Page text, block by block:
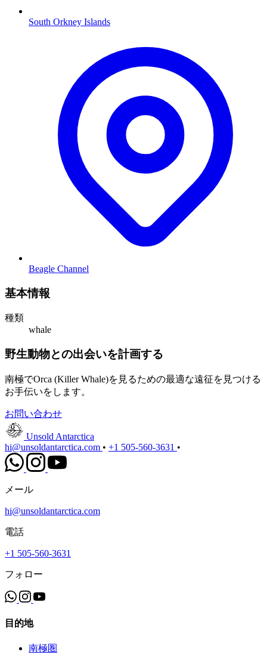
South Orkney Islands
Beagle Channel
基本情報
種類
whale
野生動物との出会いを計画する
南極でOrca (Killer Whale)を見るための最適な遠征を見つける
お手伝いをします。
お問い合わせ
Unsold Antarctica
hi@unsoldantarctica.com • +1 505-560-3631 •
メール
hi@unsoldantarctica.com
電話
+1 505-560-3631
フォロー
目的地
南極圏